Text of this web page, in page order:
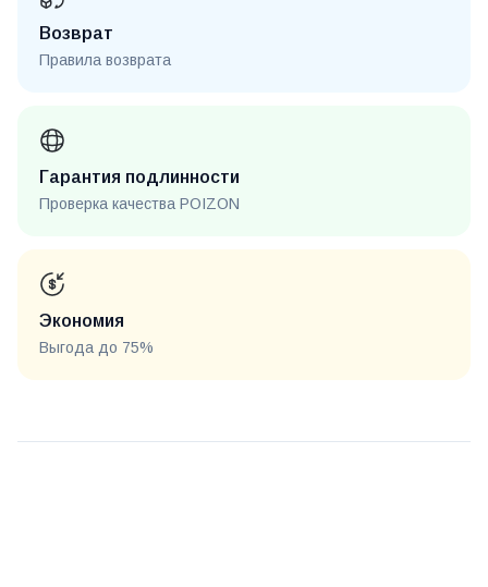
Возврат
Правила возврата
Гарантия подлинности
Проверка качества POIZON
Экономия
Выгода до 75%